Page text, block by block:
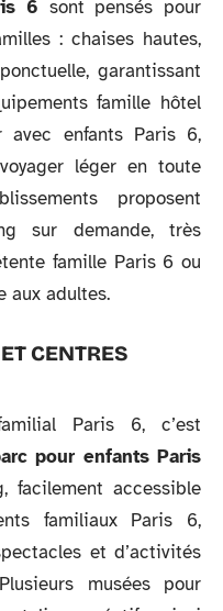
6 sont pensés pour
: chaises hautes,
garantissant
famille hôtel
enfants Paris 6,
léger en toute
proposent
sur demande, très
famille Paris 6 ou
aux adultes.
CENTRES
Paris 6, c’est
pour enfants Paris
facilement accessible
familiaux Paris 6,
et d’activités
musées pour